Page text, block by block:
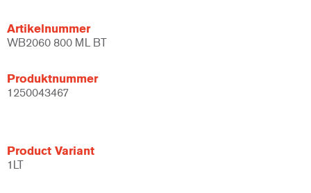
Artikelnummer
WB2060 800 ML BT
Produktnummer
1250043467
Product Variant
1LT